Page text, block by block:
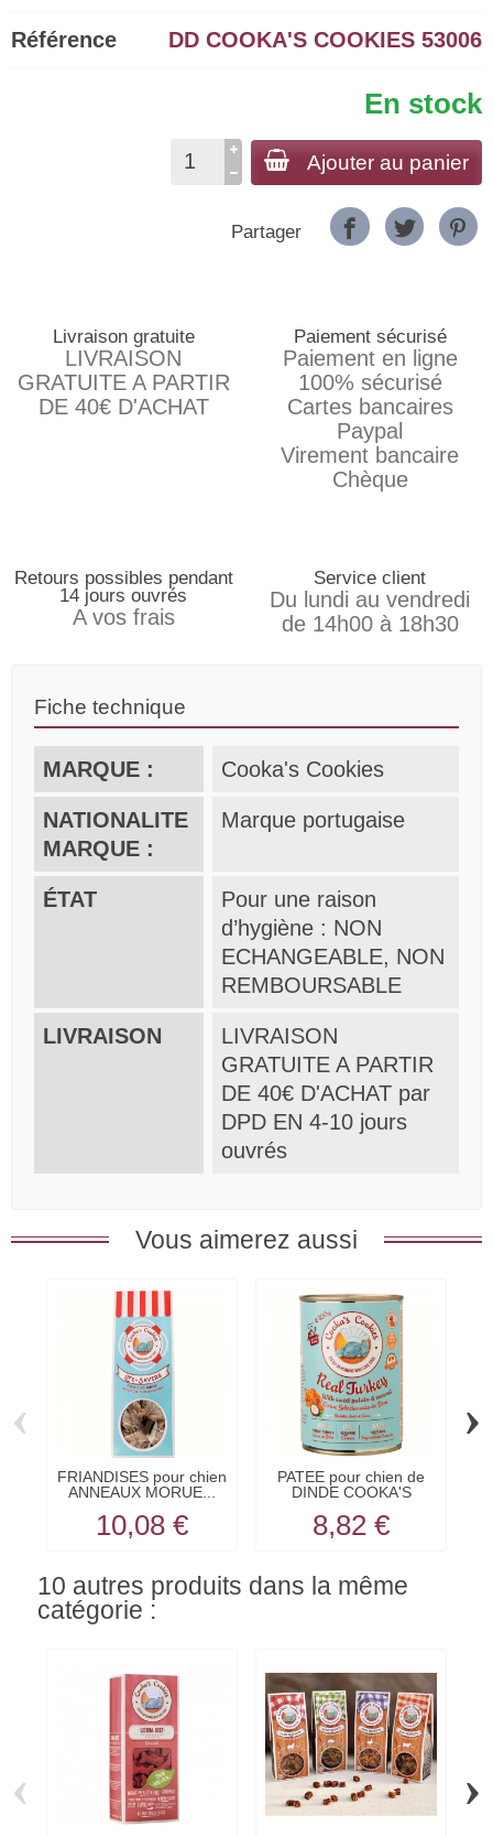
Référence DD COOKA'S COOKIES 53006
En stock
Ajouter au panier
Partager
Livraison gratuite
LIVRAISON
GRATUITE A PARTIR
DE 40€ D'ACHAT
Paiement sécurisé
Paiement en ligne
100% sécurisé
Cartes bancaires
Paypal
Virement bancaire
Chèque
Retours possibles pendant
14 jours ouvrés
A vos frais
Service client
Du lundi au vendredi
de 14h00 à 18h30
Fiche technique
MARQUE : Cooka's Cookies
NATIONALITE
MARQUE :
Marque portugaise
ÉTAT
Pour une raison
d’hygiène : NON
ECHANGEABLE, NON
REMBOURSABLE
LIVRAISON
LIVRAISON
GRATUITE A PARTIR
DE 40€ D'ACHAT par
DPD EN 4-10 jours
ouvrés
Vous aimerez aussi
FRIANDISES pour chien
ANNEAUX MORUE...
10,08 €
PATEE pour chien de
DINDE COOKA'S
8,82 €
‹ ›
10 autres produits dans la même
catégorie :
‹ ›